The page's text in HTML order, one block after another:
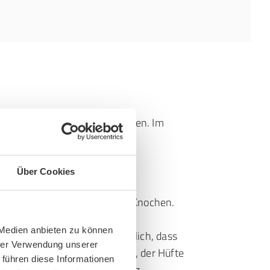
Über Cookies
anbieten zu können
Verwendung unserer
diese Informationen
Symptome bemerkbar machen. Im
Bewegung,
sowie an Muskeln oder Knochen.
ist es auch möglich, dass
auftreten, etwa im Knie, der Hüfte